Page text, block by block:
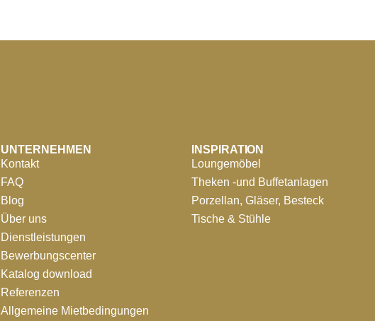
UNTERNEHMEN
Kontakt
FAQ
Blog
Über uns
Dienstleistungen
Bewerbungscenter
Katalog download
Referenzen
Allgemeine Mietbedingungen
INSPIRATION
Loungemöbel
Theken -und Buffetanlagen
Porzellan, Gläser, Besteck
Tische & Stühle